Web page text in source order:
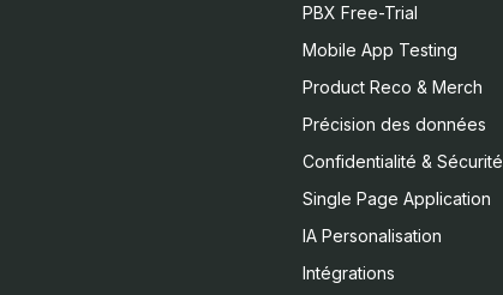
PBX Free-Trial
Mobile App Testing
Product Reco & Merch
Précision des données
Confidentialité & Sécurité
Single Page Application
IA Personalisation
Intégrations